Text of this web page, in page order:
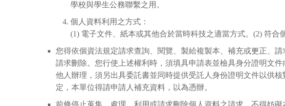
學校與學生公務聯繫之用。
個人資料利用之方式：
(1) 電子文件、紙本或其他合於當時科技之適當方式。(2) 符合
您得依個資法規定請求查詢、閱覽、製給複製本、補充或更正、
請求刪除。您行使上述權利時，須填具申請表並檢具身分證明文
他人辦理，須另出具委託書並同時提供受託人身份證明文件以供
定，本單位得請申請人補充資料，以為憑辦。
前條停止蒐集、處理、利用或請求刪除個人資料之請求，不得妨礙